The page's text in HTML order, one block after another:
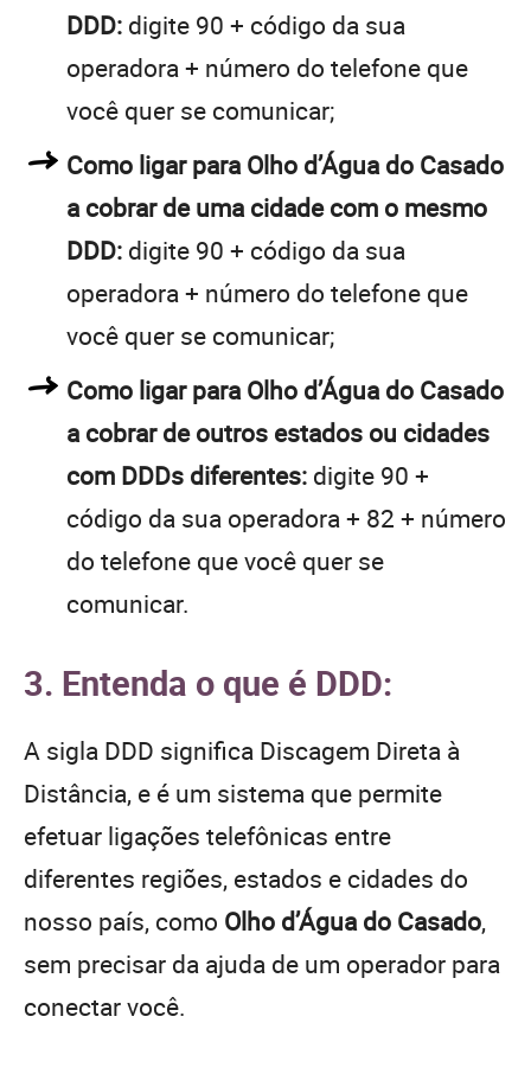
DDD: digite 90 + código da sua
operadora + número do telefone que
você quer se comunicar;
Como ligar para Olho d’Água do Casado
a cobrar de uma cidade com o mesmo
DDD: digite 90 + código da sua
operadora + número do telefone que
você quer se comunicar;
Como ligar para Olho d’Água do Casado
a cobrar de outros estados ou cidades
com DDDs diferentes: digite 90 +
código da sua operadora + 82 + número
do telefone que você quer se
comunicar.
3. Entenda o que é DDD:
A sigla DDD significa Discagem Direta à
Distância, e é um sistema que permite
efetuar ligações telefônicas entre
diferentes regiões, estados e cidades do
nosso país, como Olho d’Água do Casado,
sem precisar da ajuda de um operador para
conectar você.